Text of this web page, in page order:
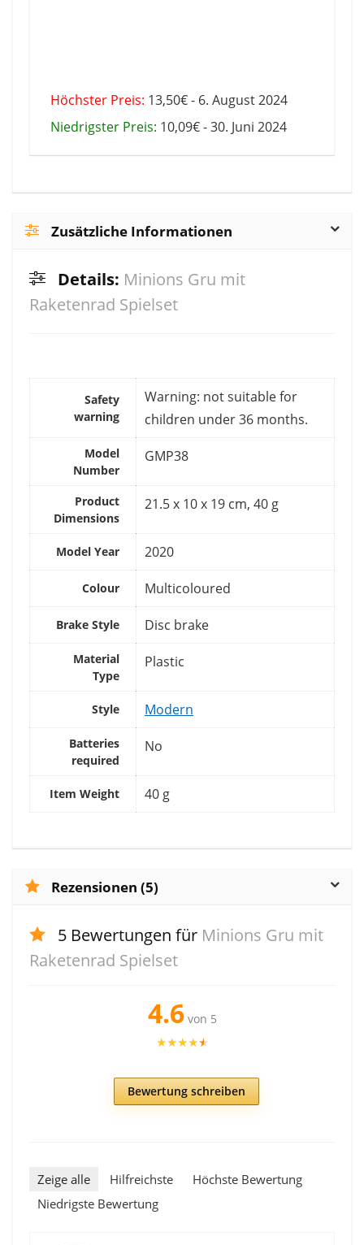
Höchster Preis: 13,50€ - 6. August 2024
Niedrigster Preis: 10,09€ - 30. Juni 2024
Zusätzliche Informationen
Details: Minions Gru mit
Raketenrad Spielset
Safety
warning
‎Warning: not suitable for
children under 36 months.
Model
Number
‎GMP38
Product
Dimensions
‎21.5 x 10 x 19 cm, 40 g
Model Year ‎2020
Colour ‎Multicoloured
Brake Style ‎Disc brake
Material
Type
‎Plastic
Style ‎Modern
Batteries
required
‎No
Item Weight ‎40 g
Rezensionen (5)
5 Bewertungen für Minions Gru mit
Raketenrad Spielset
4.6 von 5
★★★★★
Bewertung schreiben
Zeige alle Hilfreichste
Höchste Bewertung
Niedrigste Bewertung